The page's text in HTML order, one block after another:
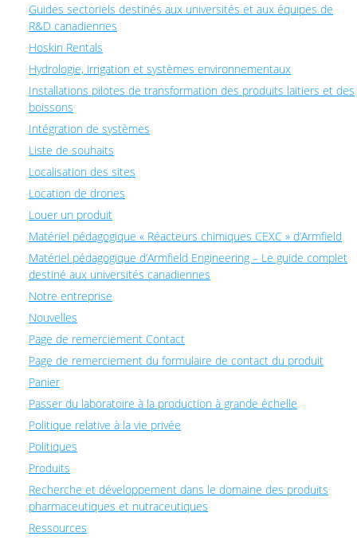
Guides sectoriels destinés aux universités et aux équipes de
R&D canadiennes
Hoskin Rentals
Hydrologie, irrigation et systèmes environnementaux
Installations pilotes de transformation des produits laitiers et des
boissons
Intégration de systèmes
Liste de souhaits
Localisation des sites
Location de drones
Louer un produit
Matériel pédagogique « Réacteurs chimiques CEXC » d’Armfield
Matériel pédagogique d’Armfield Engineering – Le guide complet
destiné aux universités canadiennes
Notre entreprise
Nouvelles
Page de remerciement Contact
Page de remerciement du formulaire de contact du produit
Panier
Passer du laboratoire à la production à grande échelle
Politique relative à la vie privée
Politiques
Produits
Recherche et développement dans le domaine des produits
pharmaceutiques et nutraceutiques
Ressources